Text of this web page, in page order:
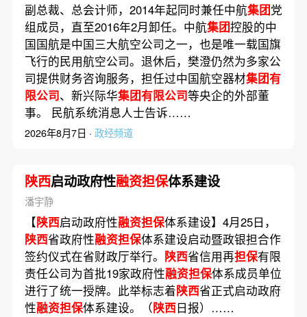
副总裁、总会计师，2014年起同时兼任中航集团党
组成员，直至2016年2月卸任。中航集团控股的中
国国航是中国三大航空公司之一，也是唯一载国旗
飞行的民用航空公司。退休后，樊澄仍然为多家公
司提供财务咨询服务，担任过中国航空器材集团有
限公司、新兴际华集团有限公司等央企的外部董
事。 民航系统消息人士告诉……
2026年8月7日 · 政经频道
陕西启动政府性融资担保体系建设
潘宇静
【陕西启动政府性融资担保体系建设】4月25日，
陕西省政府性融资担保体系建设启动暨政银担合作
签约仪式在省财政厅举行。 陕西省信用再担保有限
责任公司为首批19家政府性融资担保体系成员单位
进行了统一授牌。此举标志着陕西省正式启动政府
性融资担保体系建设。（陕西日报）……